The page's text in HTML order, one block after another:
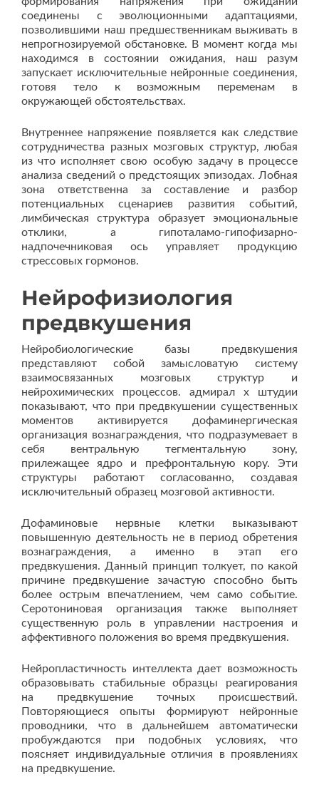
соединены с эволюционными адаптациями,
позволившими наш предшественникам выживать в
непрогнозируемой обстановке. В момент когда мы
находимся в состоянии ожидания, наш разум
запускает исключительные нейронные соединения,
готовя тело к возможным переменам в
окружающей обстоятельствах.
Внутреннее напряжение появляется как следствие
сотрудничества разных мозговых структур, любая
из что исполняет свою особую задачу в процессе
анализа сведений о предстоящих эпизодах. Лобная
зона ответственна за составление и разбор
потенциальных сценариев развития событий,
лимбическая структура образует эмоциональные
отклики, а гипоталамо-гипофизарно-
надпочечниковая ось управляет продукцию
стрессовых гормонов.
Нейрофизиология
предвкушения
Нейробиологические базы предвкушения
представляют собой замысловатую систему
взаимосвязанных мозговых структур и
нейрохимических процессов. адмирал х штудии
показывают, что при предвкушении существенных
моментов активируется дофаминергическая
организация вознаграждения, что подразумевает в
себя вентральную тегментальную зону,
прилежащее ядро и префронтальную кору. Эти
структуры работают согласованно, создавая
исключительный образец мозговой активности.
Дофаминовые нервные клетки выказывают
повышенную деятельность не в период обретения
вознаграждения, а именно в этап его
предвкушения. Данный принцип толкует, по какой
причине предвкушение зачастую способно быть
более острым впечатлением, чем само событие.
Серотониновая организация также выполняет
существенную роль в управлении настроения и
аффективного положения во время предвкушения.
Нейропластичность интеллекта дает возможность
образовывать стабильные образцы реагирования
на предвкушение точных происшествий.
Повторяющиеся опыты формируют нейронные
проводники, что в дальнейшем автоматически
пробуждаются при подобных условиях, что
поясняет индивидуальные отличия в проявлениях
на предвкушение.